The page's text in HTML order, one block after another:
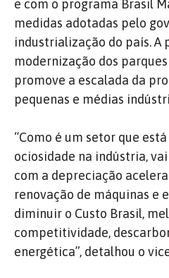
e com o programa Brasil
medidas adotadas pelo
industrialização do país.
modernização dos
promove a escalada da
pequenas e médias
“Como é um setor que
ociosidade na indústria,
com a depreciação
renovação de máquinas e
diminuir o Custo Brasil,
competitividade,
energética”, detalhou o